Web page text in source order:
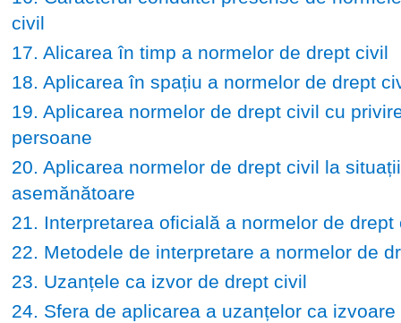
civil
17. Alicarea în timp a normelor de drept civil
18. Aplicarea în spațiu a normelor de drept
19. Aplicarea normelor de drept civil cu
persoane
20. Aplicarea normelor de drept civil la situații
asemănătoare
21. Interpretarea oficială a normelor de drept
22. Metodele de interpretare a normelor de
23. Uzanțele ca izvor de drept civil
24. Sfera de aplicarea a uzanțelor ca izvoare